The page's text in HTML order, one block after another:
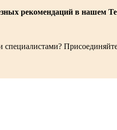
рекомендаций в нашем
специалистами?